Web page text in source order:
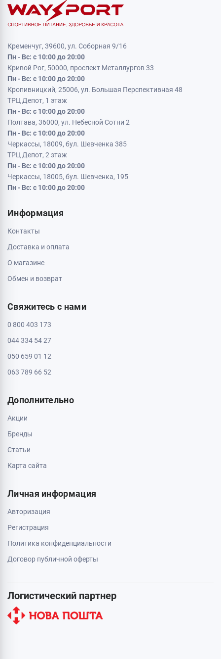
Кременчуг, 39600, ул. Соборная 9/16
Пн - Вс: с 10:00 до 20:00
Кривой Рог, 50000, проспект Металлургов 33
Пн - Вс: с 10:00 до 20:00
Кропивницкий, 25006, ул. Большая Перспективная 48
ТРЦ Депот, 1 этаж
Пн - Вс: с 10:00 до 20:00
Полтава, 36000, ул. Небесной Сотни 2
Пн - Вс: с 10:00 до 20:00
Черкассы, 18009, бул. Шевченка 385
ТРЦ Депот, 2 этаж
Пн - Вс: с 10:00 до 20:00
Черкассы, 18005, бул. Шевченка, 195
Пн - Вс: с 10:00 до 20:00
Информация
Контакты
Доставка и оплата
О магазине
Обмен и возврат
Свяжитесь с нами
0 800 403 173
044 334 54 27
050 659 01 12
063 789 66 52
Дополнительно
Акции
Бренды
Статьи
Карта сайта
Личная информация
Авторизация
Регистрация
Политика конфиденциальности
Договор публичной оферты
Логистический партнер